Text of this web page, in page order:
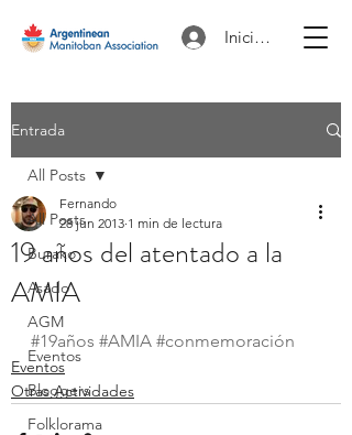
Iniciar sesión
Entrada
All Posts
Burako
Asado
AGM
Eventos
Bloggers
Folklorama
All Posts
19 años del atentado a la
AMIA
Fernando
28 jun 2013 1 min de lectura
#19años #AMIA #conmemoración
Eventos
Otras Actividades